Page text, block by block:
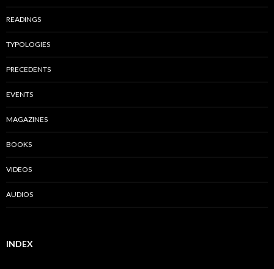
READINGS
TYPOLOGIES
PRECEDENTS
EVENTS
MAGAZINES
BOOKS
VIDEOS
AUDIOS
INDEX